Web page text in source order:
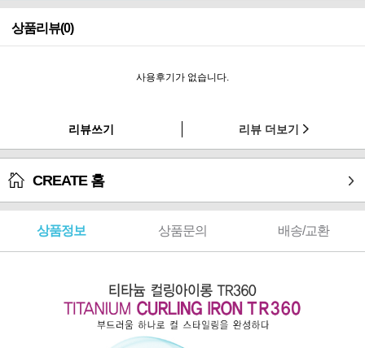
상품리뷰(0)
사용후기가 없습니다.
리뷰쓰기 리뷰 더보기
CREATE 홈
상품정보 상품문의 배송/교환